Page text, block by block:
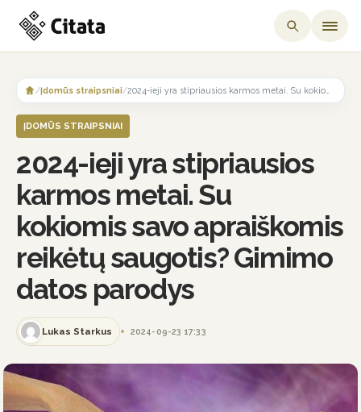
content
/Įdomūs straipsniai/
ĮDOMŪS STRAIPSNIAI
2024-ieji yra stipriausios
karmos metai. Su
kokiomis savo apraiškomis
reikėtų saugotis? Gimimo
datos parodys
Lukas Starkus 2024-09-23 17:33